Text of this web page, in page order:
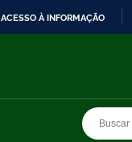
ACESSO À INFORMAÇÃO